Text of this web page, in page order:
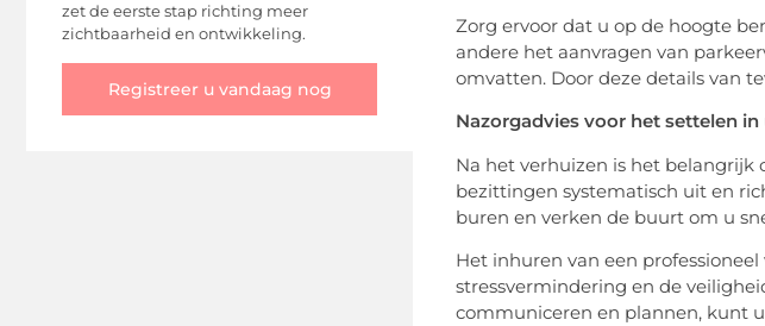
zet de eerste stap richting meer
zichtbaarheid en ontwikkeling.
Registreer u vandaag nog
Zorg ervoor dat u op de hoogte
andere het aanvragen van
omvatten. Door deze details van
Nazorgadvies voor het settelen
Na het verhuizen is het
bezittingen systematisch uit en
buren en verken de buurt om u
Het inhuren van een
stressvermindering en de
communiceren en plannen, kunt